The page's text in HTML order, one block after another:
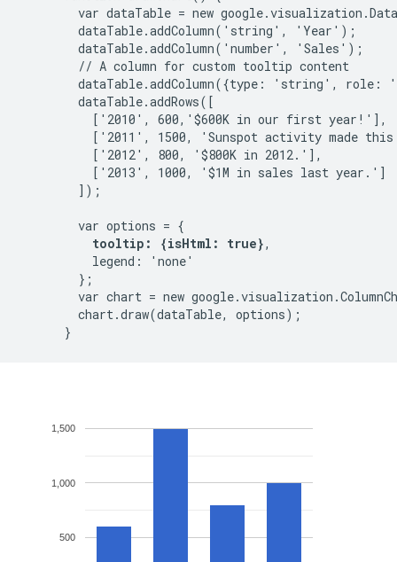
var dataTable = new
        dataTable.addColumn('string', 'Year');
        dataTable.addColumn('number', 'Sales');
        // A column for custom tooltip content
dataTable.addColumn({type: 'string', role:
        dataTable.addRows([
          ['2010', 600,'$600K in our first year!'],
['2011', 1500, 'Sunspot activity made
          ['2012', 800, '$800K in 2012.'],
          ['2013', 1000, '$1M in sales last year.']
        ]);
        var options = {
tooltip: {isHtml: true},
          legend: 'none'
        };
var chart = new
        chart.draw(dataTable, options);